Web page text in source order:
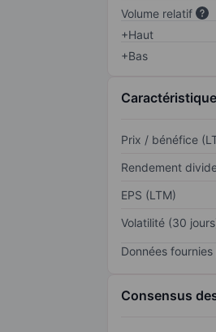
Volume relatif
+Haut
+Bas
Prix / bénéfice
Rendement
EPS (LTM)
Volatilité (30
Données
Consensus